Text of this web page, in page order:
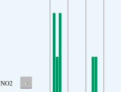
NO2 -